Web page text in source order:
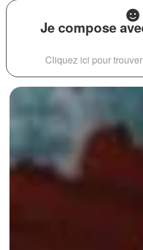
Je compose
Cliquez ici pour